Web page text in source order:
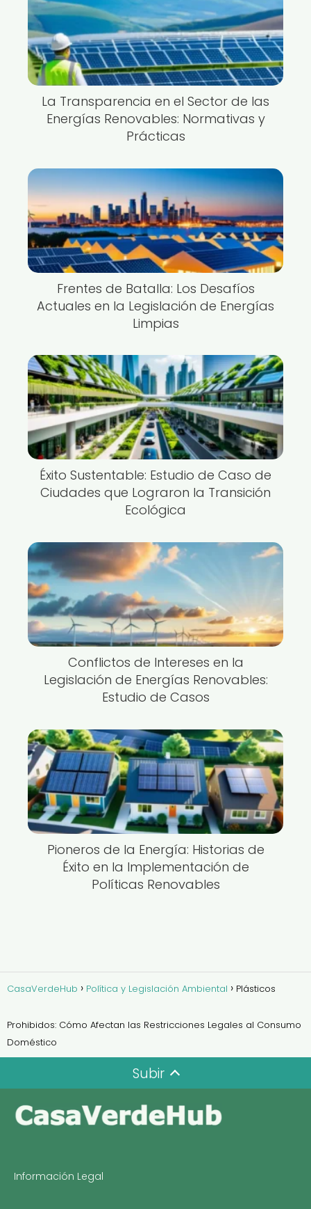
La Transparencia en el Sector de las
Energías Renovables: Normativas y
Prácticas
Frentes de Batalla: Los Desafíos
Actuales en la Legislación de Energías
Limpias
Éxito Sustentable: Estudio de Caso de
Ciudades que Lograron la Transición
Ecológica
Conflictos de Intereses en la
Legislación de Energías Renovables:
Estudio de Casos
Pioneros de la Energía: Historias de
Éxito en la Implementación de
Políticas Renovables
CasaVerdeHub Política y Legislación Ambiental Plásticos
Prohibidos: Cómo Afectan las Restricciones Legales al Consumo
Doméstico
Subir
Información Legal